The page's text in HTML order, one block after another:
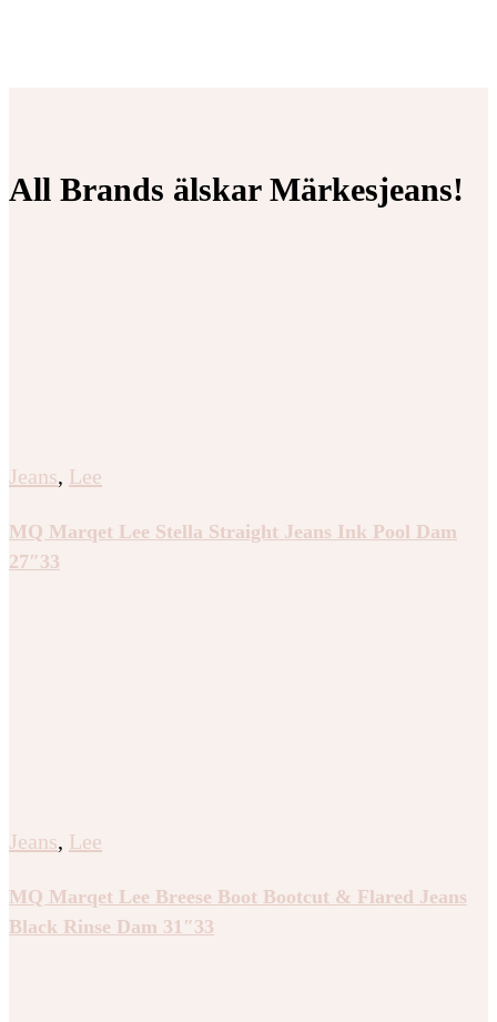
All Brands älskar Märkesjeans!
Jeans, Lee
MQ Marqet Lee Stella Straight Jeans Ink Pool Dam
27″33
Jeans, Lee
MQ Marqet Lee Breese Boot Bootcut & Flared Jeans
Black Rinse Dam 31″33